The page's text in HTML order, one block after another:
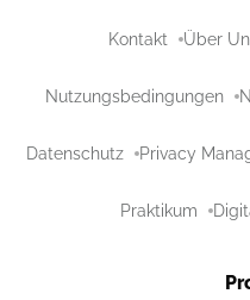
Kontakt Über
Nutzungsbedingungen
Datenschutz Privacy
Praktikum